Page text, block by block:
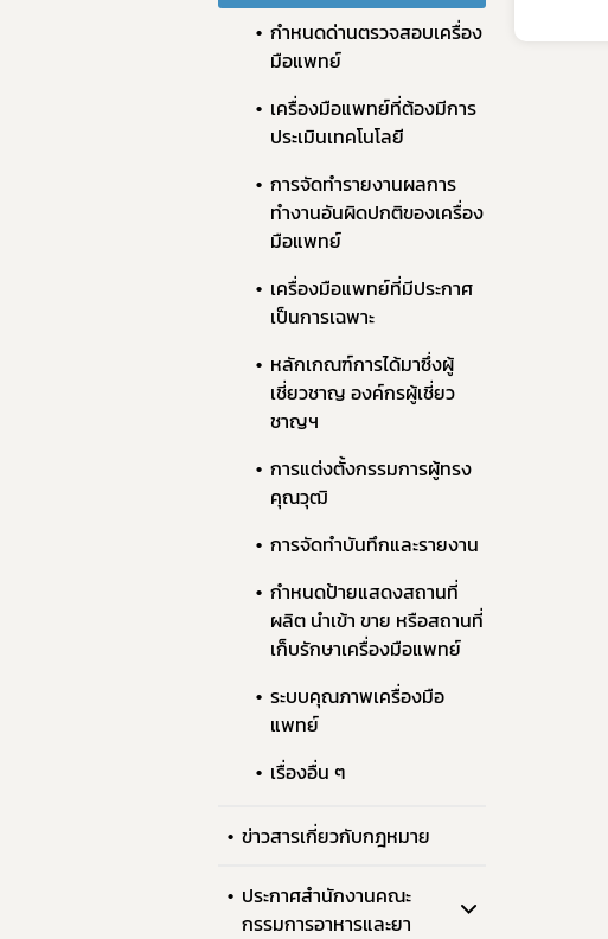
กำหนดด่านตรวจสอบเครื่อง
มือแพทย์
เครื่องมือแพทย์ที่ต้องมีการ
ประเมินเทคโนโลยี​ ​
การจัดทำรายงานผลการ
ทำงานอันผิดปกติของเครื่อง
มือแพทย์​ ​
เครื่องมือแพทย์ที่มีประกาศ
เป็นการเฉพาะ​
หลักเกณฑ์การได้มาซึ่งผู้
เชี่ยวชาญ องค์กรผู้เชี่ยว
ชาญฯ
การแต่งตั้งกรรมการผู้ทรง
คุณวุฒิ
การจัดทำบันทึกและรายงาน
กำหนดป้ายแสดงสถานที่
ผลิต นำเข้า ขาย หรือสถานที่
เก็บรักษาเครื่องมือแพทย์
ระบบคุณภาพเครื่องมือ
แพทย์
เรื่องอื่น ๆ​
ข่าวสารเกี่ยวกับกฎหมาย
ประกาศสำนักงานคณะ
กรรมการอาหารและยา